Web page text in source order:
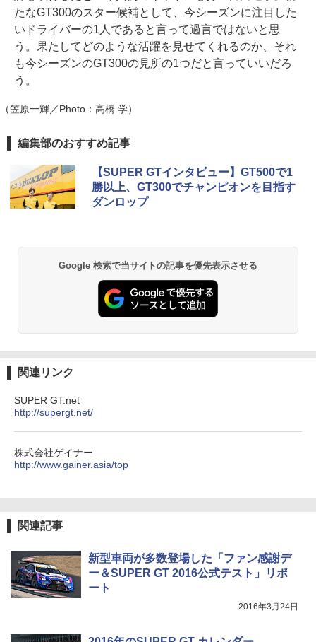
たなGT300のスター候補として、今シーズンに注目した
いドライバーの1人であると言って過言ではないと思
う。果たしてどのような活躍を見せてくれるのか、それ
も今シーズンのGT300の見所の1つだと言っていいだろ
う。
（笠原一輝／Photo：高橋 学）
編集部のおすすめ記事
【SUPER GTインタビュー】GT500で1
勝以上、GT300でチャンピオンを目指す
ダンロップ
Google 検索で当サイトの記事を優先表示させる
関連リンク
SUPER GT.net
http://supergt.net/
株式会社ゲイナー
http://www.gainer.asia/top
関連記事
新型車両が多数登場した「ファン感謝デ
ー＆SUPER GT 2016公式テスト」リポ
ート
2016年3月24日